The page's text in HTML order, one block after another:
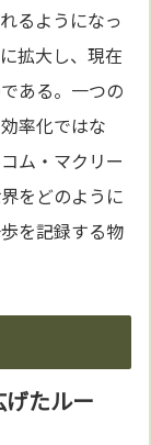
るようになっ
拡大し、現在
ある。一つの
率化ではな
ム・マクリー
をどのように
を記録する物
たルー